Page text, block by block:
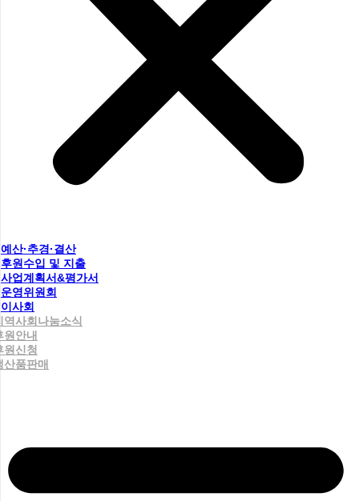
예산·추경·결산
후원수입 및 지출
사업계획서&평가서
운영위원회
이사회
역사회나눔소식
원안내
원신청
산품판매